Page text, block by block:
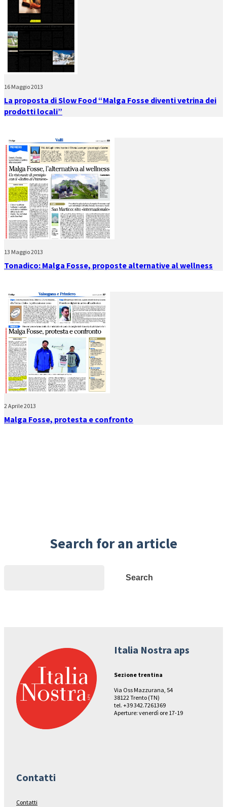
16 Maggio 2013
La proposta di Slow Food “Malga Fosse diventi vetrina dei
prodotti locali”
13 Maggio 2013
Tonadico: Malga Fosse, proposte alternative al wellness
2 Aprile 2013
Malga Fosse, protesta e confronto
Search for an article
Search
Italia Nostra aps
Sezione trentina
Via Oss Mazzurana, 54
38122 Trento (TN)
tel. +39 342.7261369
Aperture: venerdì ore 17-19
Contatti
Contatti